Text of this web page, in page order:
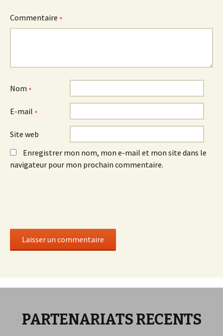
Commentaire *
Nom *
E-mail *
Site web
Enregistrer mon nom, mon e-mail et mon site dans le
navigateur pour mon prochain commentaire.
PARTENARIATS RECENTS